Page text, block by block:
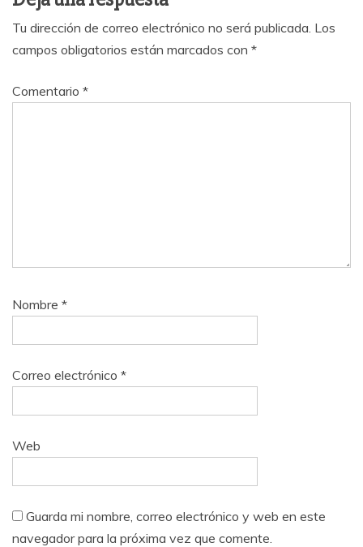
Tu dirección de correo electrónico no será publicada. Los
campos obligatorios están marcados con *
Comentario *
Nombre *
Correo electrónico *
Web
Guarda mi nombre, correo electrónico y web en este
navegador para la próxima vez que comente.